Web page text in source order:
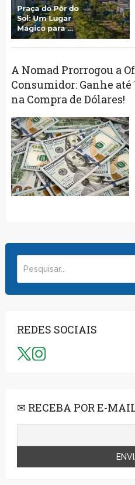
A Nomad Prorrogou a
Consumidor: Ganhe até
na Compra de Dólares!
REDES SOCIAIS
✉ RECEBA POR E-